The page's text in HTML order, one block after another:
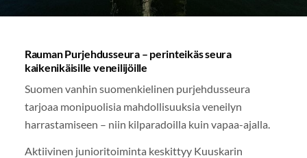
Rauman Purjehdusseura – perinteikäs seura
kaikenikäisille veneilijöille
Suomen vanhin suomenkielinen purjehdusseura
tarjoaa monipuolisia mahdollisuuksia veneilyn
harrastamiseen – niin kilparadoilla kuin vapaa-ajalla.
Aktiivinen junioritoiminta keskittyy Kuuskarin